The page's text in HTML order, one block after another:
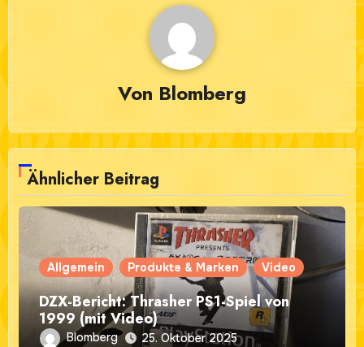
Von Blomberg
Ähnlicher Beitrag
Allgemein Produkte & Marken Video
DZX-Bericht: Thrasher PS1-Spiel von
1999 (mit Video)
Blomberg 25. Oktober 2025